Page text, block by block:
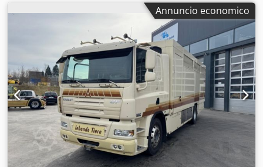
serbatoio dell'acqua pulita e delle acque reflue, passaggio
alla zona giorno, telaio: volante e sedili in pelle rifoderati
nel 2022, 2 alzacristalli elettrici, 2 specchietti retrovisori
elettrici, autoradio CD, climatizzatore automatico, cruise
control, bloccaggio del differenziale, vivavoce, cambio
automatico, sospensioni pneumatiche sull'asse posteriore,
schermo per telecamera posteriore e sistema di
videosorveglianza interna, gancio di traino a sfera da 3.000
kg, omologazione come camper, zona per i cavalli: 4.200
mm. Crsdpfxsxwd Hmj Ahhof
Annuncio economico